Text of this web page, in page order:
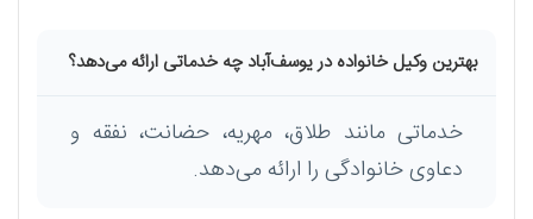
بهترین وکیل خانواده در یوسف‌آباد چه خدماتی ارائه می‌دهد؟
خدماتی مانند طلاق، مهریه، حضانت، نفقه و
دعاوی خانوادگی را ارائه می‌دهد.